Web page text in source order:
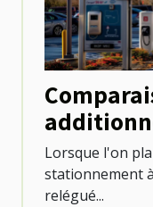
aux
Lorsque l'on
stationnement
relégué...